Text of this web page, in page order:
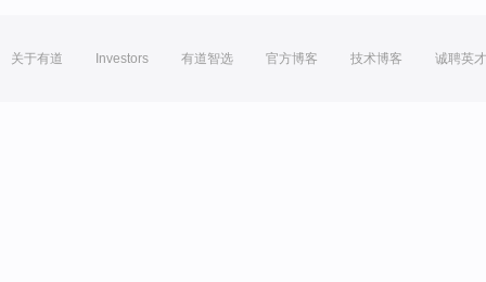
关于有道 Investors 有道智选 官方博客 技术博客 诚聘英才